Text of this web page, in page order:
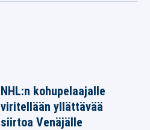
NHL:n kohupelaajalle
viritellään yllättävää
siirtoa Venäjälle